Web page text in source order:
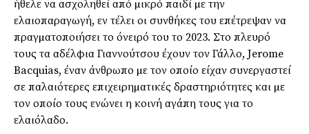
ήθελε να ασχοληθεί από µικρό παιδί µε την
ελαιοπαραγωγή, εν τέλει οι συνθήκες του επέτρεψαν να
πραγµατοποιήσει το όνειρό του το 2023. Στο πλευρό
τους τα αδέλφια Γιαννούτσου έχουν τον Γάλλο, Jerome
Bacquias, έναν άνθρωπο µε τον οποίο είχαν συνεργαστεί
σε παλαιότερες επιχειρηµατικές δραστηριότητες και µε
τον οποίο τους ενώνει η κοινή αγάπη τους για το
ελαιόλαδο.